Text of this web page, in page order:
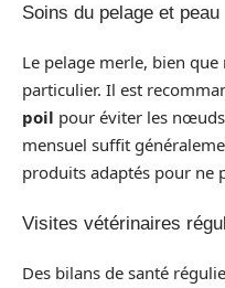
Soins du pelage et peau
Le pelage merle, bien
particulier. Il est
poil pour éviter les
mensuel suffit
produits adaptés pour ne
Visites vétérinaires
Des bilans de santé